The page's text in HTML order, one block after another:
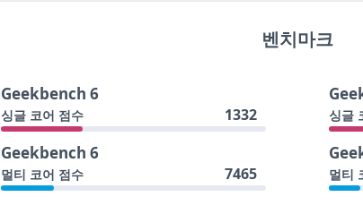
벤치마크
Geekbench 6
싱글 코어 점수 1332
Geekbench 6
멀티 코어 점수 7465
싱글
멀티